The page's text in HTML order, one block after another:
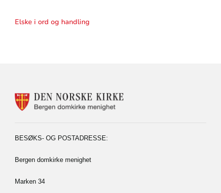
Elske i ord og handling
KONTAKTINFORMASJON
BESØKS- OG POSTADRESSE:
Bergen domkirke menighet
Marken 34